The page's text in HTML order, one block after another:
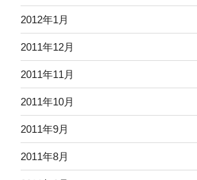
2012年1月
2011年12月
2011年11月
2011年10月
2011年9月
2011年8月